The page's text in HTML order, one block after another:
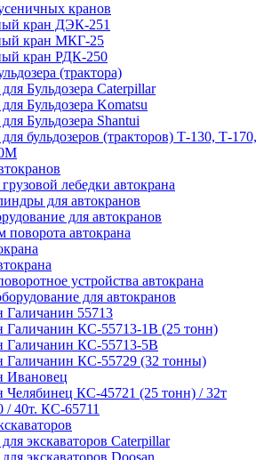
кранов
кран ДЭК-251
кран МКГ-25
кран РДК-250
(трактора)
Бульдозера Caterpillar
Бульдозера Komatsu
Бульдозера Shantui
бульдозеров (тракторов) Т-130, Т-170,
лебедки автокрана
для автокранов
для автокранов
поворота автокрана
устройства автокрана
для автокранов
Галичанин 55713
Галичанин КС-55713-1В (25 тонн)
Галичанин КС-55713-5В
Галичанин КС-55729 (32 тонны)
Ивановец
Челябинец КС-45721 (25 тонн) / 32т
/ 40т. КС-65711
экскаваторов Caterpillar
экскаваторов Doosan